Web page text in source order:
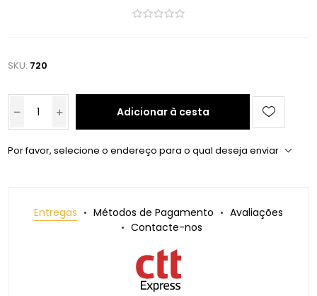
SKU: 720
Adicionar à cesta
Por favor, selecione o endereço para o qual deseja enviar
Entregas Métodos de Pagamento
Avaliações
Contacte-nos